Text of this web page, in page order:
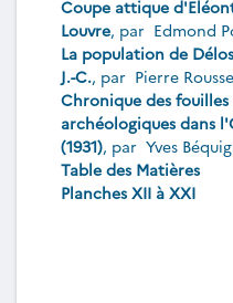
Coupe attique
Louvre, par Edmond
La population de
J.-C., par Pierre
Chronique des
archéologiques dans
(1931), par Yves
Table des Matières
Planches XII à XXI